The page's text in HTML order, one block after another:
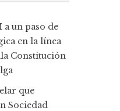
un paso de
en la línea
Constitución
que
Sociedad